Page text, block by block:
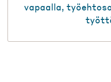
vapaalla,